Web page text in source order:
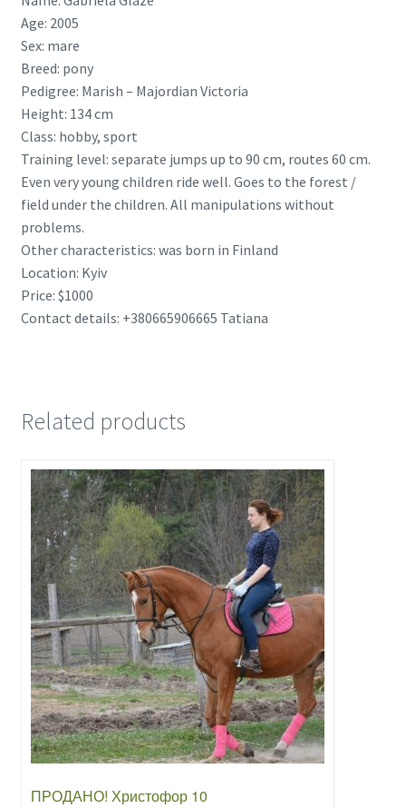
Age: 2005
Sex: mare
Breed: pony
Pedigree: Marish – Majordian Victoria
Height: 134 cm
Class: hobby, sport
Training level: separate jumps up to 90 cm, routes 60 cm.
Even very young children ride well. Goes to the forest /
field under the children. All manipulations without
problems.
Other characteristics: was born in Finland
Location: Kyiv
Price: $1000
Contact details: +380665906665 Tatiana
Related products
ПРОДАНО! Христофор 10